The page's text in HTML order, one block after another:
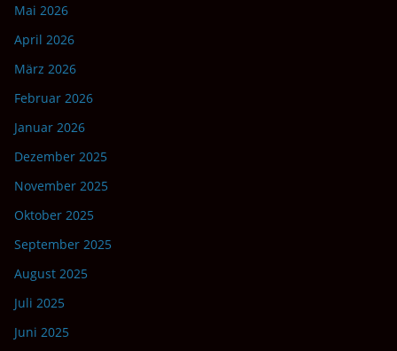
Mai 2026
April 2026
März 2026
Februar 2026
Januar 2026
Dezember 2025
November 2025
Oktober 2025
September 2025
August 2025
Juli 2025
Juni 2025